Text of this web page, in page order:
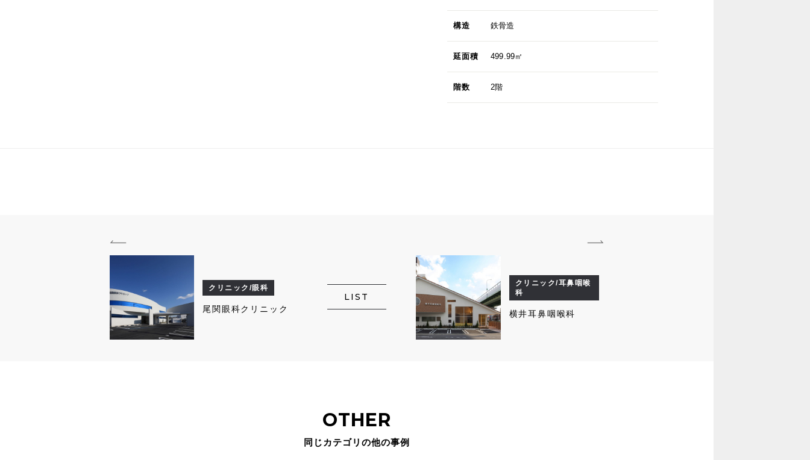
構造 鉄骨造
延面積 499.99㎡
階数 2階
クリニック/眼科
尾関眼科クリニック
LIST
クリニック/耳鼻咽喉
科
横井耳鼻咽喉科
OTHER
同じカテゴリの他の事例